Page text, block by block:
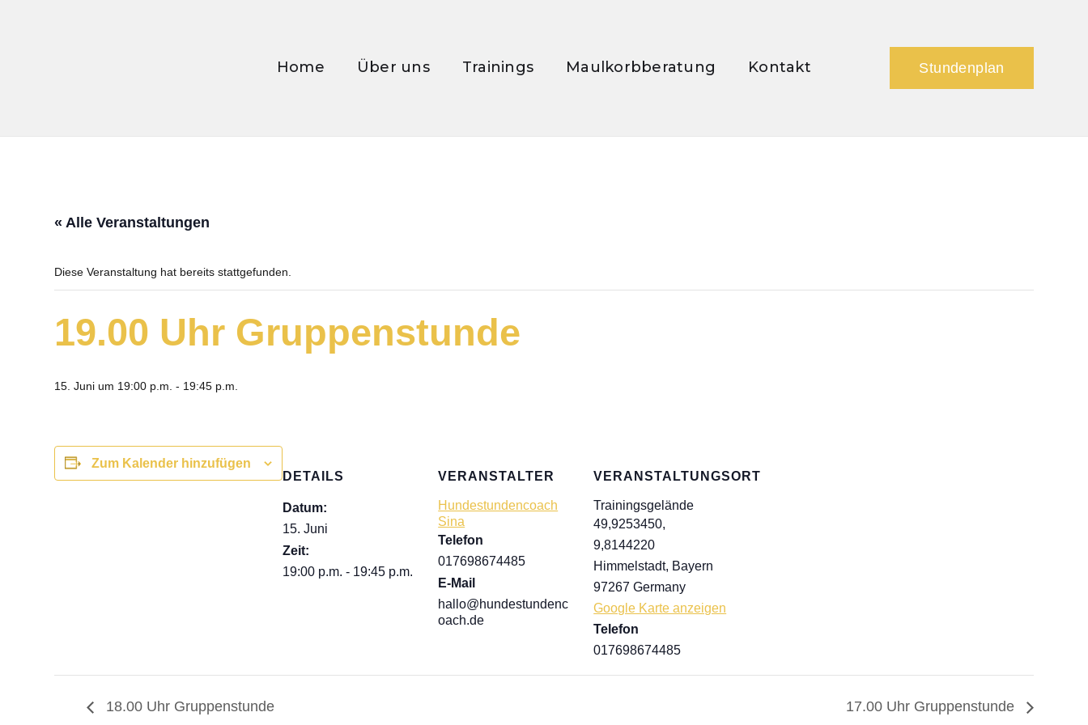
Home Über uns Trainings Maulkorbberatung Kontakt Stundenplan
« Alle Veranstaltungen
Diese Veranstaltung hat bereits stattgefunden.
19.00 Uhr Gruppenstunde
15. Juni um 19:00 p.m. - 19:45 p.m.
Zum Kalender hinzufügen
DETAILS
Datum:
15. Juni
Zeit:
19:00 p.m. - 19:45 p.m.
VERANSTALTER
Hundestundencoach
Sina
Telefon
017698674485
E-Mail
hallo@hundestundenc
oach.de
VERANSTALTUNGSORT
Trainingsgelände
49,9253450,
9,8144220
Himmelstadt, Bayern
97267 Germany
Google Karte anzeigen
Telefon
017698674485
18.00 Uhr Gruppenstunde 17.00 Uhr Gruppenstunde